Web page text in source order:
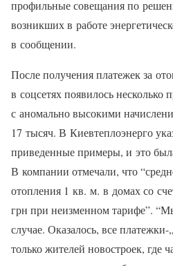
профильные совещания по
возникших в работе
в сообщении.
После получения платежек за
в соцсетях появилось несколько
с аномально высокими
17 тысяч. В Киевтеплоэнерго
приведенные примеры, и это
В компании отмечали, что
отопления 1 кв. м. в домах со
грн при неизменном тарифе”.
случае. Оказалось, все
только жителей новостроек, где